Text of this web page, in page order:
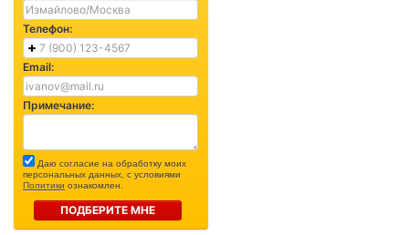
Телефон:
Email:
Примечание:
Даю согласие на обработку моих
персональных данных, с условиями
Политики ознакомлен.
ПОДБЕРИТЕ МНЕ